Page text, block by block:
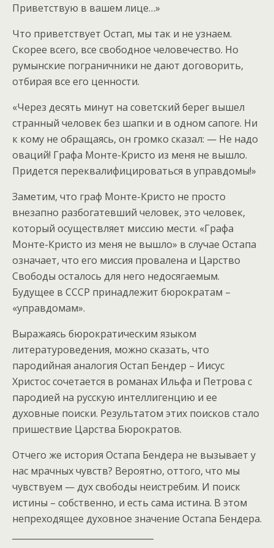
Приветствую в вашем лице…»
Что приветствует Остап, мы так и не узнаем.
Скорее всего, все свободное человечество. Но
румынские пограничники не дают договорить,
отбирая все его ценности.
«Через десять минут на советский берег вышел
странный человек без шапки и в одном сапоге. Ни
к кому не обращаясь, он громко сказал: — Не надо
оваций! Графа Монте-Кристо из меня не вышло.
Придется переквалифицироваться в управдомы!»
Заметим, что граф Монте-Кристо не просто
внезапно разбогатевший человек, это человек,
который осуществляет миссию мести. «Графа
Монте-Кристо из меня не вышло» в случае Остапа
означает, что его миссия провалена и Царство
Свободы осталось для него недосягаемым.
Будущее в СССР принадлежит бюрократам –
«управдомам».
Выражаясь бюрократическим языком
литературоведения, можно сказать, что
пародийная аналогия Остап Бендер – Иисус
Христос сочетается в романах Ильфа и Петрова с
пародией на русскую интеллигенцию и ее
духовные поиски. Результатом этих поисков стало
пришествие Царства Бюрократов.
Отчего же история Остапа Бендера не вызывает у
нас мрачных чувств? Вероятно, оттого, что мы
чувствуем — дух свободы неистребим. И поиск
истины – собственно, и есть сама истина. В этом
непреходящее духовное значение Остапа Бендера.